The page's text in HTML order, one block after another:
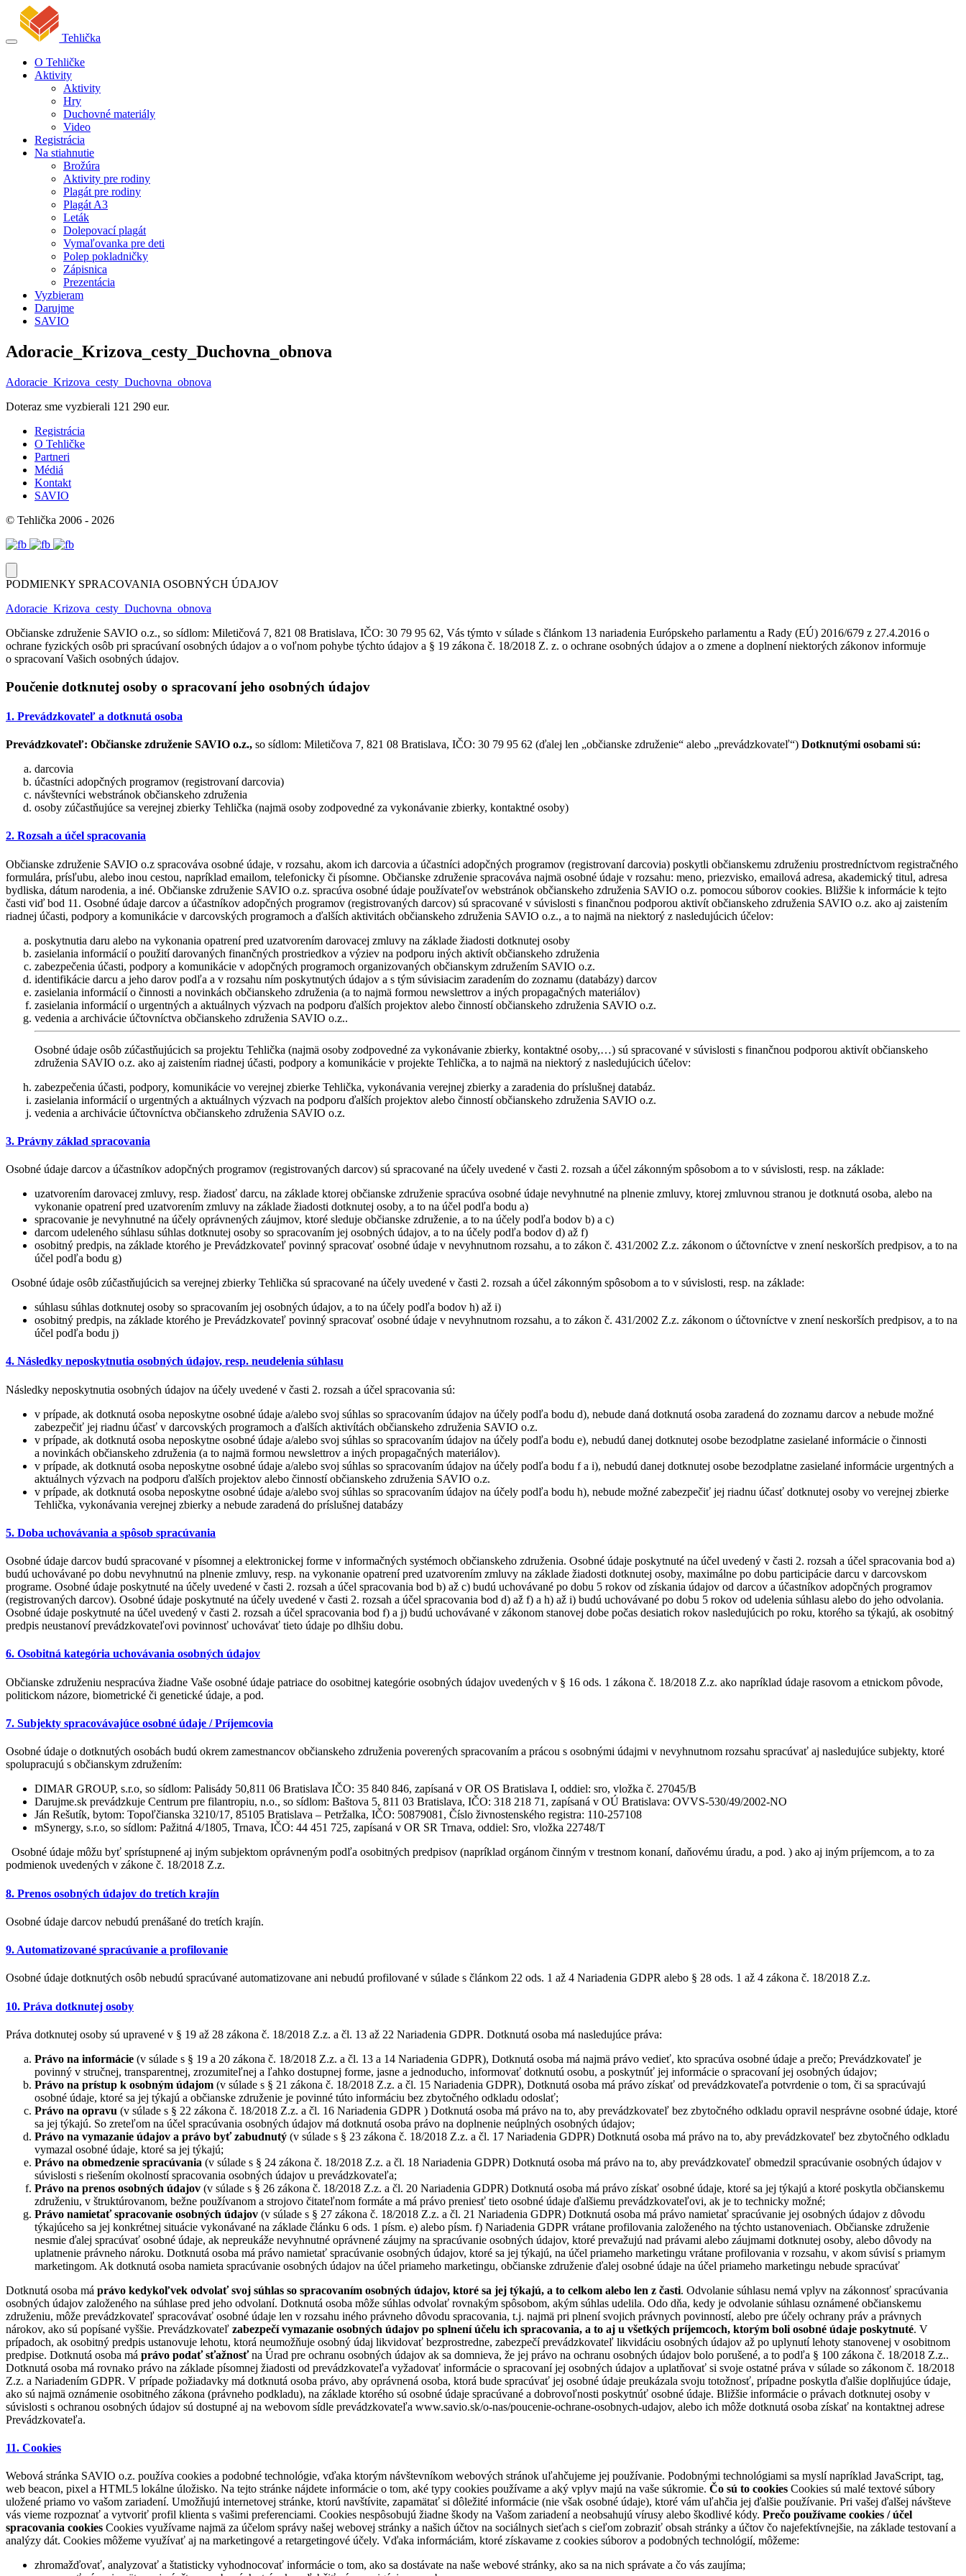
Tehlička
O Tehličke
Aktivity
Aktivity
Hry
Duchovné materiály
Video
Registrácia
Na stiahnutie
Brožúra
Aktivity pre rodiny
Plagát pre rodiny
Plagát A3
Leták
Dolepovací plagát
Vymaľovanka pre deti
Polep pokladničky
Zápisnica
Prezentácia
Vyzbieram
Darujme
SAVIO
Adoracie_Krizova_cesty_Duchovna_obnova
Adoracie_Krizova_cesty_Duchovna_obnova
Doteraz sme vyzbierali 121 290 eur.
Registrácia
O Tehličke
Partneri
Médiá
Kontakt
SAVIO
© Tehlička 2006 - 2026
PODMIENKY SPRACOVANIA OSOBNÝCH ÚDAJOV
Adoracie_Krizova_cesty_Duchovna_obnova
Občianske združenie SAVIO o.z., so sídlom: Miletičová 7, 821 08 Bratislava, IČO: 30 79 95 62, Vás týmto v súlade s článkom 13 nariadenia Európskeho parlamentu a Rady (EÚ) 2016/679 z 27.4.2016 o
ochrane fyzických osôb pri spracúvaní osobných údajov a o voľnom pohybe týchto údajov a § 19 zákona č. 18/2018 Z. z. o ochrane osobných údajov a o zmene a doplnení niektorých zákonov informuje
o spracovaní Vašich osobných údajov.
Poučenie dotknutej osoby o spracovaní jeho osobných údajov
1. Prevádzkovateľ a dotknutá osoba
Prevádzkovateľ: Občianske združenie SAVIO o.z., so sídlom: Miletičova 7, 821 08 Bratislava, IČO: 30 79 95 62 (ďalej len „občianske združenie“ alebo „prevádzkovateľ“) Dotknutými osobami sú:
darcovia
účastníci adopčných programov (registrovaní darcovia)
návštevníci webstránok občianskeho združenia
osoby zúčastňujúce sa verejnej zbierky Tehlička (najmä osoby zodpovedné za vykonávanie zbierky, kontaktné osoby)
2. Rozsah a účel spracovania
Občianske združenie SAVIO o.z spracováva osobné údaje, v rozsahu, akom ich darcovia a účastníci adopčných programov (registrovaní darcovia) poskytli občianskemu združeniu prostredníctvom registračného
formulára, prísľubu, alebo inou cestou, napríklad emailom, telefonicky či písomne. Občianske združenie spracováva najmä osobné údaje v rozsahu: meno, priezvisko, emailová adresa, akademický titul, adresa
bydliska, dátum narodenia, a iné. Občianske združenie SAVIO o.z. spracúva osobné údaje používateľov webstránok občianskeho združenia SAVIO o.z. pomocou súborov cookies. Bližšie k informácie k tejto
časti viď bod 11. Osobné údaje darcov a účastníkov adopčných programov (registrovaných darcov) sú spracované v súvislosti s finančnou podporou aktivít občianskeho združenia SAVIO o.z. ako aj zaistením
riadnej účasti, podpory a komunikácie v darcovských programoch a ďalších aktivitách občianskeho združenia SAVIO o.z., a to najmä na niektorý z nasledujúcich účelov:
poskytnutia daru alebo na vykonania opatrení pred uzatvorením darovacej zmluvy na základe žiadosti dotknutej osoby
zasielania informácií o použití darovaných finančných prostriedkov a výziev na podporu iných aktivít občianskeho združenia
zabezpečenia účasti, podpory a komunikácie v adopčných programoch organizovaných občianskym združením SAVIO o.z.
identifikácie darcu a jeho darov podľa a v rozsahu ním poskytnutých údajov a s tým súvisiacim zaradením do zoznamu (databázy) darcov
zasielania informácií o činnosti a novinkách občianskeho združenia (a to najmä formou newslettrov a iných propagačných materiálov)
zasielania informácií o urgentných a aktuálnych výzvach na podporu ďalších projektov alebo činností občianskeho združenia SAVIO o.z.
vedenia a archivácie účtovníctva občianskeho združenia SAVIO o.z..
Osobné údaje osôb zúčastňujúcich sa projektu Tehlička (najmä osoby zodpovedné za vykonávanie zbierky, kontaktné osoby,…) sú spracované v súvislosti s finančnou podporou aktivít občianskeho
združenia SAVIO o.z. ako aj zaistením riadnej účasti, podpory a komunikácie v projekte Tehlička, a to najmä na niektorý z nasledujúcich účelov:
zabezpečenia účasti, podpory, komunikácie vo verejnej zbierke Tehlička, vykonávania verejnej zbierky a zaradenia do príslušnej databáz.
zasielania informácií o urgentných a aktuálnych výzvach na podporu ďalších projektov alebo činností občianskeho združenia SAVIO o.z.
vedenia a archivácie účtovníctva občianskeho združenia SAVIO o.z.
3. Právny základ spracovania
Osobné údaje darcov a účastníkov adopčných programov (registrovaných darcov) sú spracované na účely uvedené v časti 2. rozsah a účel zákonným spôsobom a to v súvislosti, resp. na základe:
uzatvorením darovacej zmluvy, resp. žiadosť darcu, na základe ktorej občianske združenie spracúva osobné údaje nevyhnutné na plnenie zmluvy, ktorej zmluvnou stranou je dotknutá osoba, alebo na
vykonanie opatrení pred uzatvorením zmluvy na základe žiadosti dotknutej osoby, a to na účel podľa bodu a)
spracovanie je nevyhnutné na účely oprávnených záujmov, ktoré sleduje občianske združenie, a to na účely podľa bodov b) a c)
darcom udeleného súhlasu súhlas dotknutej osoby so spracovaním jej osobných údajov, a to na účely podľa bodov d) až f)
osobitný predpis, na základe ktorého je Prevádzkovateľ povinný spracovať osobné údaje v nevyhnutnom rozsahu, a to zákon č. 431/2002 Z.z. zákonom o účtovníctve v znení neskorších predpisov, a to na
účel podľa bodu g)
Osobné údaje osôb zúčastňujúcich sa verejnej zbierky Tehlička sú spracované na účely uvedené v časti 2. rozsah a účel zákonným spôsobom a to v súvislosti, resp. na základe:
súhlasu súhlas dotknutej osoby so spracovaním jej osobných údajov, a to na účely podľa bodov h) až i)
osobitný predpis, na základe ktorého je Prevádzkovateľ povinný spracovať osobné údaje v nevyhnutnom rozsahu, a to zákon č. 431/2002 Z.z. zákonom o účtovníctve v znení neskorších predpisov, a to na
účel podľa bodu j)
4. Následky neposkytnutia osobných údajov, resp. neudelenia súhlasu
Následky neposkytnutia osobných údajov na účely uvedené v časti 2. rozsah a účel spracovania sú:
v prípade, ak dotknutá osoba neposkytne osobné údaje a/alebo svoj súhlas so spracovaním údajov na účely podľa bodu d), nebude daná dotknutá osoba zaradená do zoznamu darcov a nebude možné
zabezpečiť jej riadnu účasť v darcovských programoch a ďalších aktivítách občianskeho združenia SAVIO o.z.
v prípade, ak dotknutá osoba neposkytne osobné údaje a/alebo svoj súhlas so spracovaním údajov na účely podľa bodu e), nebudú danej dotknutej osobe bezodplatne zasielané informácie o činnosti
a novinkách občianskeho združenia (a to najmä formou newslettrov a iných propagačných materiálov).
v prípade, ak dotknutá osoba neposkytne osobné údaje a/alebo svoj súhlas so spracovaním údajov na účely podľa bodu f a i), nebudú danej dotknutej osobe bezodplatne zasielané informácie urgentných a
aktuálnych výzvach na podporu ďalších projektov alebo činností občianskeho združenia SAVIO o.z.
v prípade, ak dotknutá osoba neposkytne osobné údaje a/alebo svoj súhlas so spracovaním údajov na účely podľa bodu h), nebude možné zabezpečiť jej riadnu účasť dotknutej osoby vo verejnej zbierke
Tehlička, vykonávania verejnej zbierky a nebude zaradená do príslušnej databázy
5. Doba uchovávania a spôsob spracúvania
Osobné údaje darcov budú spracované v písomnej a elektronickej forme v informačných systémoch občianskeho združenia. Osobné údaje poskytnuté na účel uvedený v časti 2. rozsah a účel spracovania bod a)
budú uchovávané po dobu nevyhnutnú na plnenie zmluvy, resp. na vykonanie opatrení pred uzatvorením zmluvy na základe žiadosti dotknutej osoby, maximálne po dobu participácie darcu v darcovskom
programe. Osobné údaje poskytnuté na účely uvedené v časti 2. rozsah a účel spracovania bod b) až c) budú uchovávané po dobu 5 rokov od získania údajov od darcov a účastníkov adopčných programov
(registrovaných darcov). Osobné údaje poskytnuté na účely uvedené v časti 2. rozsah a účel spracovania bod d) až f) a h) až i) budú uchovávané po dobu 5 rokov od udelenia súhlasu alebo do jeho odvolania.
Osobné údaje poskytnuté na účel uvedený v časti 2. rozsah a účel spracovania bod f) a j) budú uchovávané v zákonom stanovej dobe počas desiatich rokov nasledujúcich po roku, ktorého sa týkajú, ak osobitný
predpis neustanoví prevádzkovateľovi povinnosť uchovávať tieto údaje po dlhšiu dobu.
6. Osobitná kategória uchovávania osobných údajov
Občianske združeniu nespracúva žiadne Vaše osobné údaje patriace do osobitnej kategórie osobných údajov uvedených v § 16 ods. 1 zákona č. 18/2018 Z.z. ako napríklad údaje rasovom a etnickom pôvode,
politickom názore, biometrické či genetické údaje, a pod.
7. Subjekty spracovávajúce osobné údaje / Príjemcovia
Osobné údaje o dotknutých osobách budú okrem zamestnancov občianskeho združenia poverených spracovaním a prácou s osobnými údajmi v nevyhnutnom rozsahu spracúvať aj nasledujúce subjekty, ktoré
spolupracujú s občianskym združením:
DIMAR GROUP, s.r.o, so sídlom: Palisády 50,811 06 Bratislava IČO: 35 840 846, zapísaná v OR OS Bratislava I, oddiel: sro, vložka č. 27045/B
Darujme.sk prevádzkuje Centrum pre filantropiu, n.o., so sídlom: Baštova 5, 811 03 Bratislava, IČO: 318 218 71, zapísaná v OÚ Bratislava: OVVS-530/49/2002-NO
Ján Rešutík, bytom: Topoľčianska 3210/17, 85105 Bratislava – Petržalka, IČO: 50879081, Číslo živnostenského registra: 110-257108
mSynergy, s.r.o, so sídlom: Pažitná 4/1805, Trnava, IČO: 44 451 725, zapísaná v OR SR Trnava, oddiel: Sro, vložka 22748/T
Osobné údaje môžu byť sprístupnené aj iným subjektom oprávneným podľa osobitných predpisov (napríklad orgánom činným v trestnom konaní, daňovému úradu, a pod. ) ako aj iným príjemcom, a to za
podmienok uvedených v zákone č. 18/2018 Z.z.
8. Prenos osobných údajov do tretích krajín
Osobné údaje darcov nebudú prenášané do tretích krajín.
9. Automatizované spracúvanie a profilovanie
Osobné údaje dotknutých osôb nebudú spracúvané automatizovane ani nebudú profilované v súlade s článkom 22 ods. 1 až 4 Nariadenia GDPR alebo § 28 ods. 1 až 4 zákona č. 18/2018 Z.z.
10. Práva dotknutej osoby
Práva dotknutej osoby sú upravené v § 19 až 28 zákona č. 18/2018 Z.z. a čl. 13 až 22 Nariadenia GDPR. Dotknutá osoba má nasledujúce práva:
Právo na informácie (v súlade s § 19 a 20 zákona č. 18/2018 Z.z. a čl. 13 a 14 Nariadenia GDPR), Dotknutá osoba má najmä právo vedieť, kto spracúva osobné údaje a prečo; Prevádzkovateľ je
povinný v stručnej, transparentnej, zrozumiteľnej a ľahko dostupnej forme, jasne a jednoducho, informovať dotknutú osobu, a poskytnúť jej informácie o spracovaní jej osobných údajov;
Právo na prístup k osobným údajom (v súlade s § 21 zákona č. 18/2018 Z.z. a čl. 15 Nariadenia GDPR), Dotknutá osoba má právo získať od prevádzkovateľa potvrdenie o tom, či sa spracúvajú
osobné údaje, ktoré sa jej týkajú a občianske združenie je povinné túto informáciu bez zbytočného odkladu odoslať;
Právo na opravu (v súlade s § 22 zákona č. 18/2018 Z.z. a čl. 16 Nariadenia GDPR ) Dotknutá osoba má právo na to, aby prevádzkovateľ bez zbytočného odkladu opravil nesprávne osobné údaje, ktoré
sa jej týkajú. So zreteľom na účel spracúvania osobných údajov má dotknutá osoba právo na doplnenie neúplných osobných údajov;
Právo na vymazanie údajov a právo byť zabudnutý (v súlade s § 23 zákona č. 18/2018 Z.z. a čl. 17 Nariadenia GDPR) Dotknutá osoba má právo na to, aby prevádzkovateľ bez zbytočného odkladu
vymazal osobné údaje, ktoré sa jej týkajú;
Právo na obmedzenie spracúvania (v súlade s § 24 zákona č. 18/2018 Z.z. a čl. 18 Nariadenia GDPR) Dotknutá osoba má právo na to, aby prevádzkovateľ obmedzil spracúvanie osobných údajov v
súvislosti s riešením okolností spracovania osobných údajov u prevádzkovateľa;
Právo na prenos osobných údajov (v súlade s § 26 zákona č. 18/2018 Z.z. a čl. 20 Nariadenia GDPR) Dotknutá osoba má právo získať osobné údaje, ktoré sa jej týkajú a ktoré poskytla občianskemu
združeniu, v štruktúrovanom, bežne používanom a strojovo čitateľnom formáte a má právo preniesť tieto osobné údaje ďalšiemu prevádzkovateľovi, ak je to technicky možné;
Právo namietať spracovanie osobných údajov (v súlade s § 27 zákona č. 18/2018 Z.z. a čl. 21 Nariadenia GDPR) Dotknutá osoba má právo namietať spracúvanie jej osobných údajov z dôvodu
týkajúceho sa jej konkrétnej situácie vykonávané na základe článku 6 ods. 1 písm. e) alebo písm. f) Nariadenia GDPR vrátane profilovania založeného na týchto ustanoveniach. Občianske združenie
nesmie ďalej spracúvať osobné údaje, ak nepreukáže nevyhnutné oprávnené záujmy na spracúvanie osobných údajov, ktoré prevažujú nad právami alebo záujmami dotknutej osoby, alebo dôvody na
uplatnenie právneho nároku. Dotknutá osoba má právo namietať spracúvanie osobných údajov, ktoré sa jej týkajú, na účel priameho marketingu vrátane profilovania v rozsahu, v akom súvisí s priamym
marketingom. Ak dotknutá osoba namieta spracúvanie osobných údajov na účel priameho marketingu, občianske združenie ďalej osobné údaje na účel priameho marketingu nebude spracúvať
Dotknutá osoba má právo kedykoľvek odvolať svoj súhlas so spracovaním osobných údajov, ktoré sa jej týkajú, a to celkom alebo len z časti. Odvolanie súhlasu nemá vplyv na zákonnosť spracúvania
osobných údajov založeného na súhlase pred jeho odvolaní. Dotknutá osoba môže súhlas odvolať rovnakým spôsobom, akým súhlas udelila. Odo dňa, kedy je odvolanie súhlasu oznámené občianskemu
združeniu, môže prevádzkovateľ spracovávať osobné údaje len v rozsahu iného právneho dôvodu spracovania, t.j. najmä pri plnení svojich právnych povinností, alebo pre účely ochrany práv a právnych
nárokov, ako sú popísané vyššie. Prevádzkovateľ zabezpečí vymazanie osobných údajov po splnení účelu ich spracovania, a to aj u všetkých príjemcoch, ktorým boli osobné údaje poskytnuté. V
prípadoch, ak osobitný predpis ustanovuje lehotu, ktorá neumožňuje osobný údaj likvidovať bezprostredne, zabezpečí prevádzkovateľ likvidáciu osobných údajov až po uplynutí lehoty stanovenej v osobitnom
predpise. Dotknutá osoba má právo podať sťažnosťna Úrad pre ochranu osobných údajov ak sa domnieva, že jej právo na ochranu osobných údajov bolo porušené, a to podľa § 100 zákona č. 18/2018 Z.z..
Dotknutá osoba má rovnako právo na základe písomnej žiadosti od prevádzkovateľa vyžadovať informácie o spracovaní jej osobných údajov a uplatňovať si svoje ostatné práva v súlade so zákonom č. 18/2018
Z.z. a Nariadením GDPR. V prípade požiadavky má dotknutá osoba právo, aby oprávnená osoba, ktorá bude spracúvať jej osobné údaje preukázala svoju totožnosť, prípadne poskytla ďalšie doplňujúce údaje,
ako sú najmä oznámenie osobitného zákona (právneho podkladu), na základe ktorého sú osobné údaje spracúvané a dobrovoľnosti poskytnúť osobné údaje. Bližšie informácie o právach dotknutej osoby v
súvislosti s ochranou osobných údajov sú dostupné aj na webovom sídle prevádzkovateľa www.savio.sk/o-nas/poucenie-ochrane-osobnych-udajov, alebo ich môže dotknutá osoba získať na kontaktnej adrese
Prevádzkovateľa.
11. Cookies
Webová stránka SAVIO o.z. používa cookies a podobné technológie, vďaka ktorým návštevníkom webových stránok uľahčujeme jej používanie. Podobnými technológiami sa myslí napríklad JavaScript, tag,
web beacon, pixel a HTML5 lokálne úložisko. Na tejto stránke nájdete informácie o tom, aké typy cookies používame a aký vplyv majú na vaše súkromie. Čo sú to cookies Cookies sú malé textové súbory
uložené priamo vo vašom zariadení. Umožňujú internetovej stránke, ktorú navštívite, zapamätať si dôležité informácie (nie však osobné údaje), ktoré vám uľahčia jej ďalšie používanie. Pri vašej ďalšej návšteve
vás vieme rozpoznať a vytvoriť profil klienta s vašimi preferenciami. Cookies nespôsobujú žiadne škody na Vašom zariadení a neobsahujú vírusy alebo škodlivé kódy. Prečo používame cookies / účel
spracovania cookies Cookies využívame najmä za účelom správy našej webovej stránky a našich účtov na sociálnych sieťach s cieľom zobraziť obsah stránky a účtov čo najefektívnejšie, na základe testovaní a
analýzy dát. Cookies môžeme využívať aj na marketingové a retargetingové účely. Vďaka informáciám, ktoré získavame z cookies súborov a podobných technológií, môžeme:
zhromažďovať, analyzovať a štatisticky vyhodnocovať informácie o tom, ako sa dostávate na naše webové stránky, ako sa na nich správate a čo vás zaujíma;